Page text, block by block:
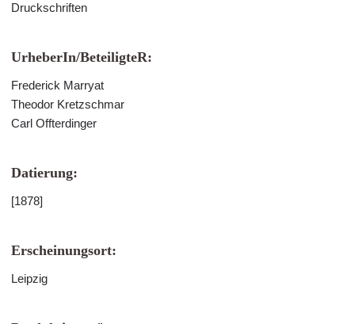
Druckschriften
UrheberIn/BeteiligteR:
Frederick Marryat
Theodor Kretzschmar
Carl Offterdinger
Datierung:
[1878]
Erscheinungsort:
Leipzig